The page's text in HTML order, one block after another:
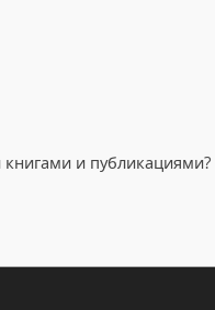
и публикациями?